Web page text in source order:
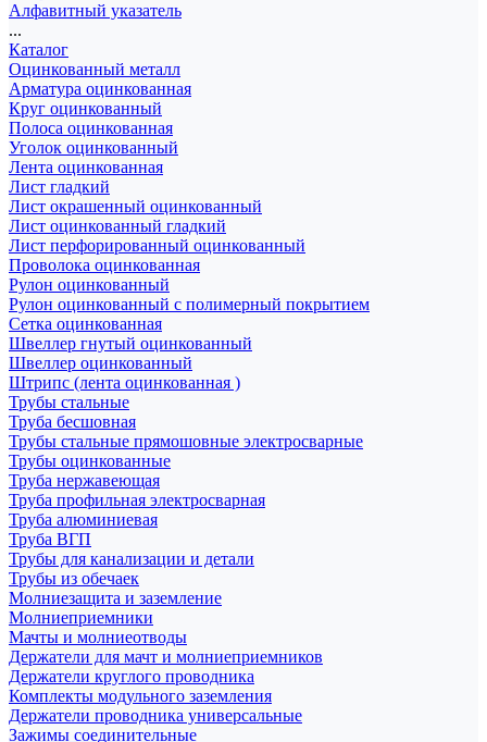
Алфавитный указатель
...
Каталог
Оцинкованный металл
Арматура оцинкованная
Круг оцинкованный
Полоса оцинкованная
Уголок оцинкованный
Лента оцинкованная
Лист гладкий
Лист окрашенный оцинкованный
Лист оцинкованный гладкий
Лист перфорированный оцинкованный
Проволока оцинкованная
Рулон оцинкованный
Рулон оцинкованный с полимерный покрытием
Сетка оцинкованная
Швеллер гнутый оцинкованный
Швеллер оцинкованный
Штрипс (лента оцинкованная )
Трубы стальные
Труба бесшовная
Трубы стальные прямошовные электросварные
Трубы оцинкованные
Труба нержавеющая
Труба профильная электросварная
Труба алюминиевая
Труба ВГП
Трубы для канализации и детали
Трубы из обечаек
Молниезащита и заземление
Молниеприемники
Мачты и молниеотводы
Держатели для мачт и молниеприемников
Держатели круглого проводника
Комплекты модульного заземления
Держатели проводника универсальные
Зажимы соединительные